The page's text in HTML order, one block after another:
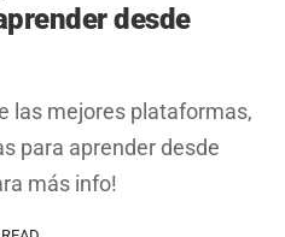
desde
las mejores plataformas,
para aprender desde
más info!